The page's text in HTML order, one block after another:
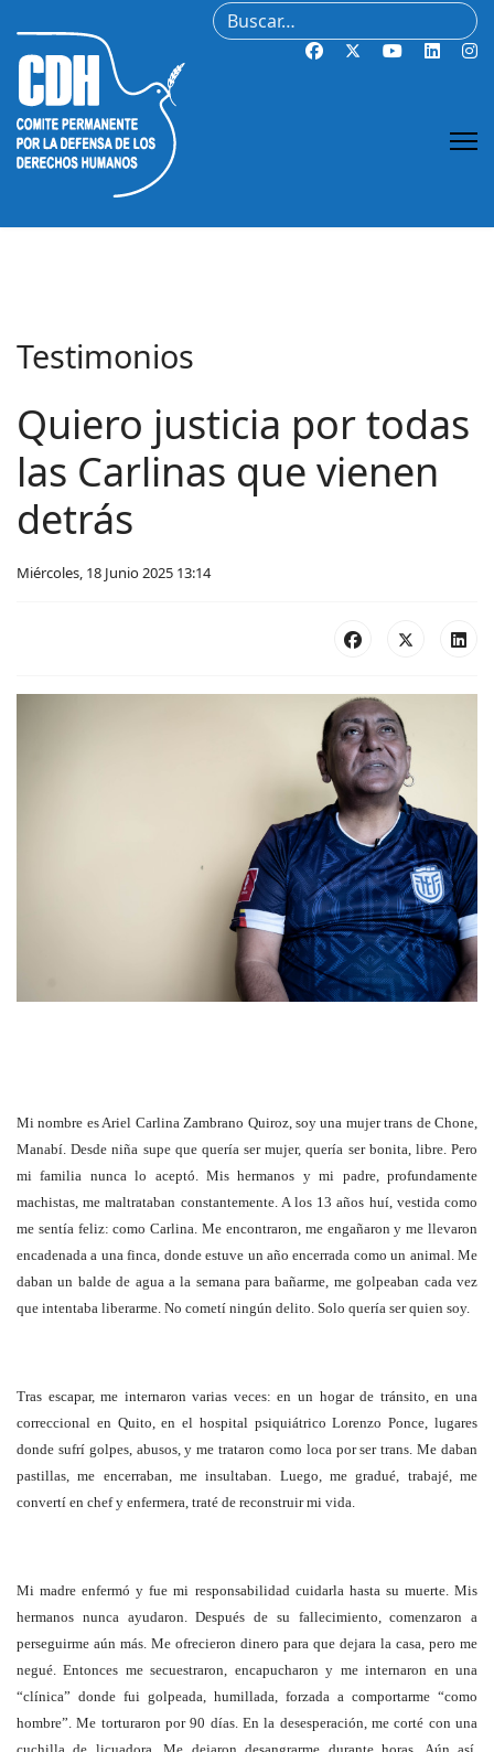
Buscar
Testimonios
Quiero justicia por todas
las Carlinas que vienen
detrás
Miércoles, 18 Junio 2025 13:14
Mi nombre es Ariel Carlina Zambrano Quiroz, soy una mujer trans de Chone,
Manabí. Desde niña supe que quería ser mujer, quería ser bonita, libre. Pero
mi familia nunca lo aceptó. Mis hermanos y mi padre, profundamente
machistas, me maltrataban constantemente. A los 13 años huí, vestida como
me sentía feliz: como Carlina. Me encontraron, me engañaron y me llevaron
encadenada a una finca, donde estuve un año encerrada como un animal. Me
daban un balde de agua a la semana para bañarme, me golpeaban cada vez
que intentaba liberarme. No cometí ningún delito. Solo quería ser quien soy.
Tras escapar, me internaron varias veces: en un hogar de tránsito, en una
correccional en Quito, en el hospital psiquiátrico Lorenzo Ponce, lugares
donde sufrí golpes, abusos, y me trataron como loca por ser trans. Me daban
pastillas, me encerraban, me insultaban. Luego, me gradué, trabajé, me
convertí en chef y enfermera, traté de reconstruir mi vida.
Mi madre enfermó y fue mi responsabilidad cuidarla hasta su muerte. Mis
hermanos nunca ayudaron. Después de su fallecimiento, comenzaron a
perseguirme aún más. Me ofrecieron dinero para que dejara la casa, pero me
negué. Entonces me secuestraron, encapucharon y me internaron en una
“clínica” donde fui golpeada, humillada, forzada a comportarme “como
hombre”. Me torturaron por 90 días. En la desesperación, me corté con una